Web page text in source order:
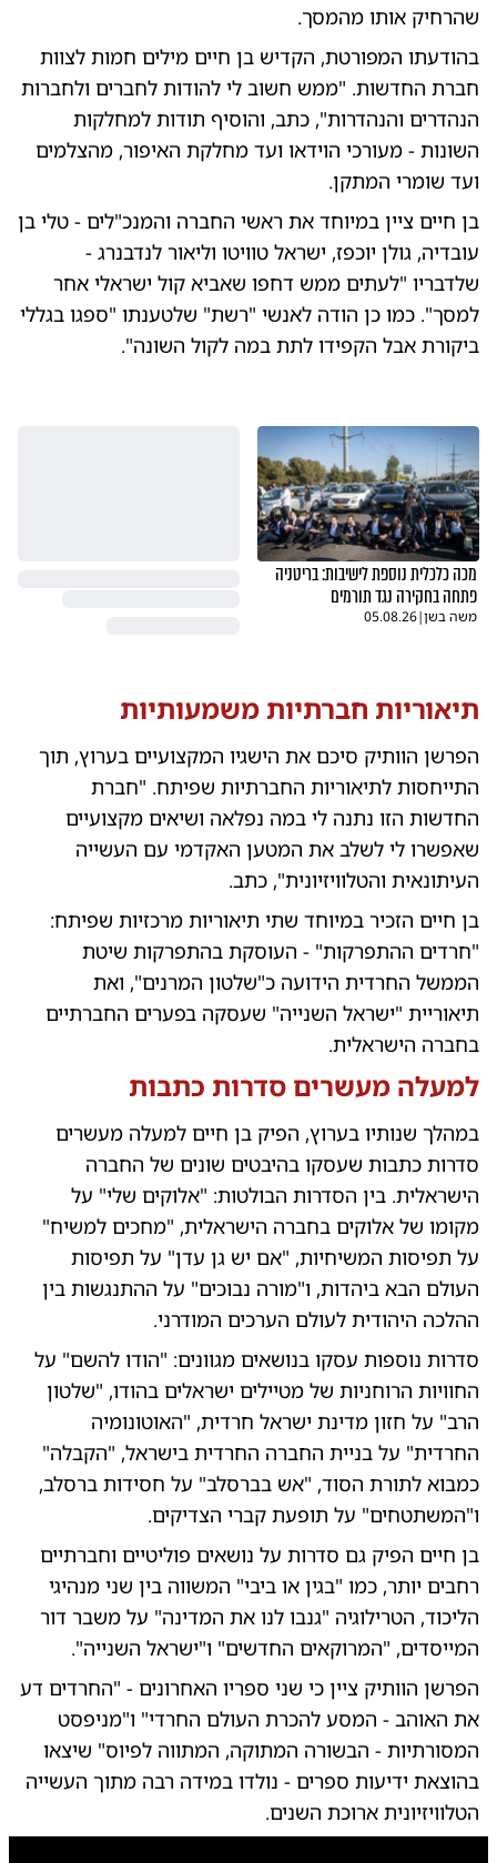
שהרחיק אותו מהמסך.
בהודעתו המפורטת, הקדיש בן חיים מילים חמות לצוות
חברת החדשות. "ממש חשוב לי להודות לחברים ולחברות
הנהדרים והנהדרות", כתב, והוסיף תודות למחלקות
השונות - מעורכי הוידאו ועד מחלקת האיפור, מהצלמים
ועד שומרי המתקן.
בן חיים ציין במיוחד את ראשי החברה והמנכ"לים - טלי בן
עובדיה, גולן יוכפז, ישראל טוויטו וליאור לנדבנרג -
שלדבריו "לעתים ממש דחפו שאביא קול ישראלי אחר
למסך". כמו כן הודה לאנשי "רשת" שלטענתו "ספגו בגללי
ביקורת אבל הקפידו לתת במה לקול השונה".
מכה כלכלית נוספת לישיבות: בריטניה
פתחה בחקירה נגד תורמים
משה בשן|
05.08.26
תיאוריות חברתיות משמעותיות
הפרשן הוותיק סיכם את הישגיו המקצועיים בערוץ, תוך
התייחסות לתיאוריות החברתיות שפיתח. "חברת
החדשות הזו נתנה לי במה נפלאה ושיאים מקצועיים
שאפשרו לי לשלב את המטען האקדמי עם העשייה
העיתונאית והטלוויזיונית", כתב.
בן חיים הזכיר במיוחד שתי תיאוריות מרכזיות שפיתח:
"חרדים ההתפרקות" - העוסקת בהתפרקות שיטת
הממשל החרדית הידועה כ"שלטון המרנים", ואת
תיאוריית "ישראל השנייה" שעסקה בפערים החברתיים
בחברה הישראלית.
למעלה מעשרים סדרות כתבות
במהלך שנותיו בערוץ, הפיק בן חיים למעלה מעשרים
סדרות כתבות שעסקו בהיבטים שונים של החברה
הישראלית. בין הסדרות הבולטות: "אלוקים שלי" על
מקומו של אלוקים בחברה הישראלית, "מחכים למשיח"
על תפיסות המשיחיות, "אם יש גן עדן" על תפיסות
העולם הבא ביהדות, ו"מורה נבוכים" על ההתנגשות בין
ההלכה היהודית לעולם הערכים המודרני.
סדרות נוספות עסקו בנושאים מגוונים: "הודו להשם" על
החוויות הרוחניות של מטיילים ישראלים בהודו, "שלטון
הרב" על חזון מדינת ישראל חרדית, "האוטונומיה
החרדית" על בניית החברה החרדית בישראל, "הקבלה"
כמבוא לתורת הסוד, "אש בברסלב" על חסידות ברסלב,
ו"המשתטחים" על תופעת קברי הצדיקים.
בן חיים הפיק גם סדרות על נושאים פוליטיים וחברתיים
רחבים יותר, כמו "בגין או ביבי" המשווה בין שני מנהיגי
הליכוד, הטרילוגיה "גנבו לנו את המדינה" על משבר דור
המייסדים, "המרוקאים החדשים" ו"ישראל השנייה".
הפרשן הוותיק ציין כי שני ספריו האחרונים - "החרדים דע
את האוהב - המסע להכרת העולם החרדי" ו"מניפסט
המסורתיות - הבשורה המתוקה, המתווה לפיוס" שיצאו
בהוצאת ידיעות ספרים - נולדו במידה רבה מתוך העשייה
הטלוויזיונית ארוכת השנים.